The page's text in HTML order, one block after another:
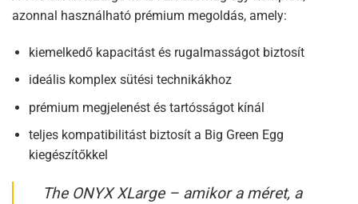
azonnal használható prémium megoldás, amely:
kiemelkedő kapacitást és rugalmasságot biztosít
ideális komplex sütési technikákhoz
prémium megjelenést és tartósságot kínál
teljes kompatibilitást biztosít a Big Green Egg
kiegészítőkkel
The ONYX XLarge – amikor a méret, a